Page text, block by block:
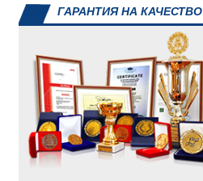
для
систем
Скамейки,
урны
Спорт
инвентарь
ГАРАНТИЯ НА КАЧЕСТВО